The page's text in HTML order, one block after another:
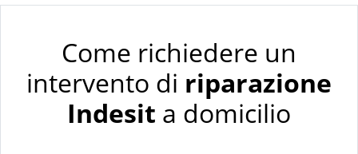
Come richiedere un
intervento di riparazione
Indesit a domicilio